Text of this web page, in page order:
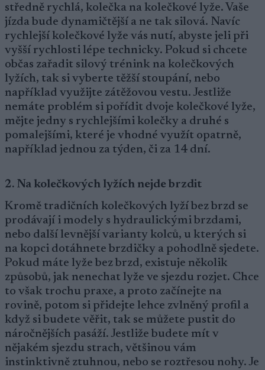
středně rychlá, kolečka na kolečkové lyže. Vaše
jízda bude dynamičtější a ne tak silová. Navíc
rychlejší kolečkové lyže vás nutí, abyste jeli při
vyšší rychlosti lépe technicky. Pokud si chcete
občas zařadit silový trénink na kolečkových
lyžích, tak si vyberte těžší stoupání, nebo
například využijte zátěžovou vestu. Jestliže
nemáte problém si pořídit dvoje kolečkové lyže,
mějte jedny s rychlejšími kolečky a druhé s
pomalejšími, které je vhodné využít opatrně,
například jednou za týden, či za 14 dní.
2. Na kolečkových lyžích nejde brzdit
Kromě tradičních kolečkových lyží bez brzd se
prodávají i modely s hydraulickými brzdami,
nebo další levnější varianty kolců, u kterých si
na kopci dotáhnete brzdičky a pohodlně sjedete.
Pokud máte lyže bez brzd, existuje několik
způsobů, jak nenechat lyže ve sjezdu rozjet. Chce
to však trochu praxe, a proto začínejte na
rovině, potom si přidejte lehce zvlněný profil a
když si budete věřit, tak se můžete pustit do
náročnějších pasáží. Jestliže budete mít v
nějakém sjezdu strach, většinou vám
instinktivně ztuhnou, nebo se roztřesou nohy. Je